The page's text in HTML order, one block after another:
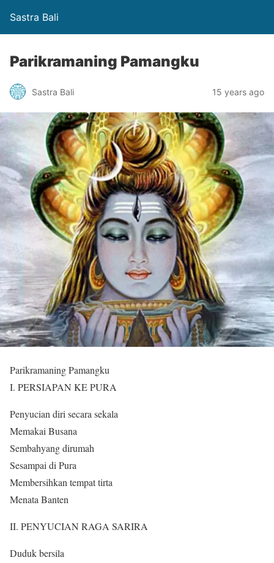
Sastra Bali
Parikramaning Pamangku
Sastra Bali 15 years ago
Parikramaning Pamangku
I. PERSIAPAN KE PURA
Penyucian diri secara sekala
Memakai Busana
Sembahyang dirumah
Sesampai di Pura
Membersihkan tempat tirta
Menata Banten
II. PENYUCIAN RAGA SARIRA
Duduk bersila